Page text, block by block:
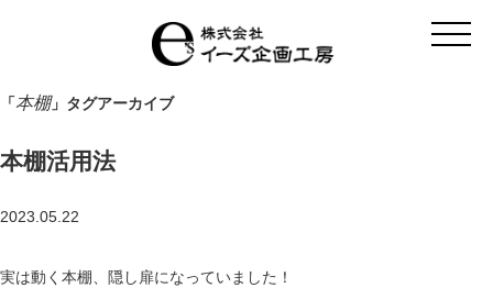
t
o
「本棚」タグアーカイブ
本棚活用法
2023.05.22
実は動く本棚、隠し扉になっていました！